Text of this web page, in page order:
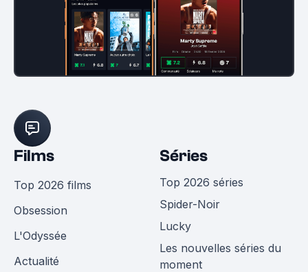
Films
Top 2026 films
Obsession
L'Odyssée
Actualité
Séries
Top 2026 séries
Spider-Noir
Lucky
Les nouvelles séries du
moment